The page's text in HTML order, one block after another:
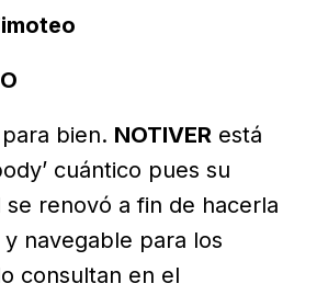
bien. NOTIVER está
cuántico pues su
se renovó a fin de hacerla
y navegable para los
consultan en el